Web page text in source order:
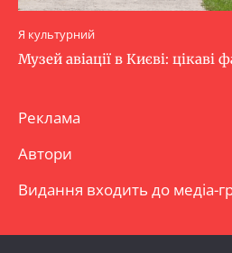
Я культурний
Музей авіації в Києві: цікаві
Реклама
Автори
Видання входить до медіа-